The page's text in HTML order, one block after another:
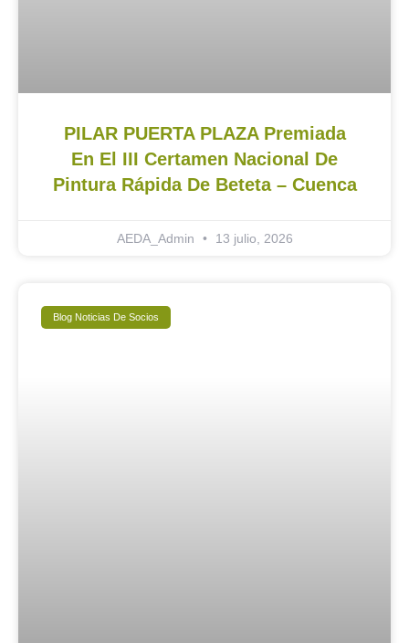
PILAR PUERTA PLAZA Premiada
En El III Certamen Nacional De
Pintura Rápida De Beteta – Cuenca
AEDA_Admin 13 julio, 2026
Blog Noticias De Socios